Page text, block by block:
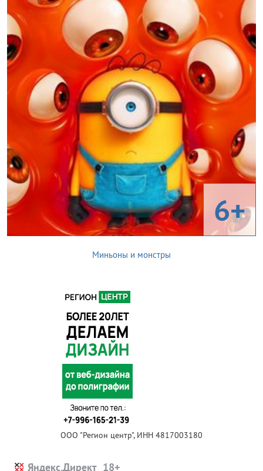
6+
Миньоны и монстры
ООО "Регион центр", ИНН 4817003180
Яндекс.Директ